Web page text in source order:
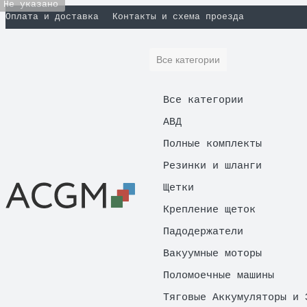
Оплата и доставка Контакты и схема проезда
Все категории
Все категории
АВД
Полные комплекты
Резинки и шланги
Щетки
Крепление щеток
Падодержатели
Вакуумные моторы
Поломоечные машины
Тяговые Аккумуляторы и
Не указано